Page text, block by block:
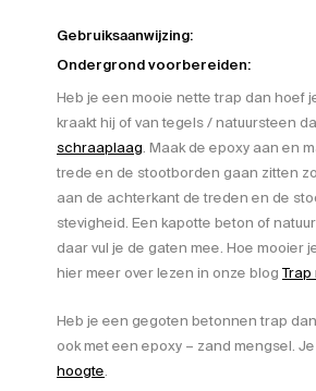
Gebruiksaanwijzing:
Ondergrond voorbereiden:
Heb je een mooie nette trap dan hoef
kraakt hij of van tegels / natuursteen
schraaplaag. Maak de epoxy aan en
trede en de stootborden gaan zitten
aan de achterkant de treden en de
stevigheid. Een kapotte beton of
daar vul je de gaten mee. Hoe mooier
hier meer over lezen in onze blog Trap
Heb je een gegoten betonnen trap
ook met een epoxy – zand mengsel.
hoogte.